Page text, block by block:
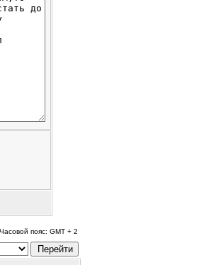
Часовой пояс: GMT + 2